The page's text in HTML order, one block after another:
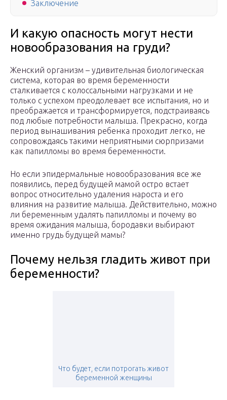
Заключение
И какую опасность могут нести
новообразования на груди?
Женский организм – удивительная биоло­гическая
система, которая во время бере­менности
сталкивается с колоссальными нагрузками и не
только с успехом преодо­левает все испытания, но и
преобража­ет­ся и трансформируется, подстраиваясь
под любые потребности малыша. Прек­рас­но, когда
период вынашивания ребен­ка проходит легко, не
сопровождаясь та­кими неприятными сюрпризами
как папилломы во время беременности.
Но если эпидермальные новообразования все же
появились, перед будущей мамой остро встает
вопрос относительно удаления нароста и его
влияния на развитие малыша. Действительно, можно
ли беременным удалять папилломы и почему во
время ожидания малыша, бородавки выбирают
именно грудь будущей мамы?
Почему нельзя гладить живот при
беременности?
Что будет, если потрогать живот
беременной женщины